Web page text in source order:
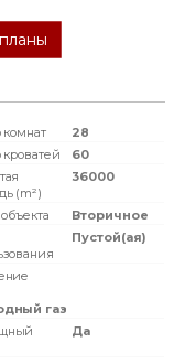
комнат
28
кроватей
60
(m²)
36000
Вторичное
Пустой(ая)
газ
Да